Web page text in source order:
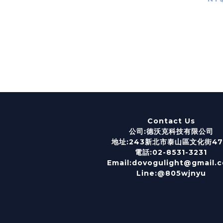
Contact Us
公司:德沃克科技有限公司
地址:243新北市泰山區文化街
電話:02-8531-3231
Line:@805wjnyu